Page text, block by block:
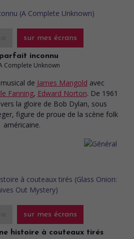
sur mes écrans
inconnu
Complete Unknown
de James Mangold avec
Fanning, Edward Norton. De 1961
la gloire de Bob Dylan, sous
figure de proue de la scène folk
américaine.
sur mes écrans
histoire à couteaux tirés